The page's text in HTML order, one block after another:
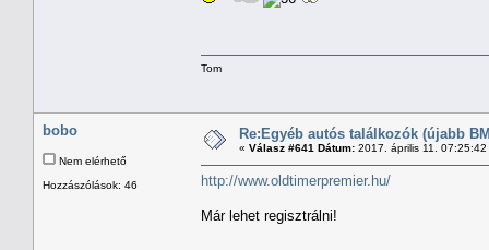
Tom
bobo
Nem elérhető
Hozzászólások: 46
Re:Egyéb autós találkozók (újabb
« Válasz #641 Dátum: 2017. április 11. 07:25:42
http://www.oldtimerpremier.hu/
Már lehet regisztrálni!